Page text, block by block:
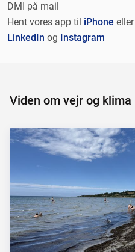
DMI på mail
Hent vores app til iPhone eller
LinkedIn og Instagram
Viden om vejr og klima